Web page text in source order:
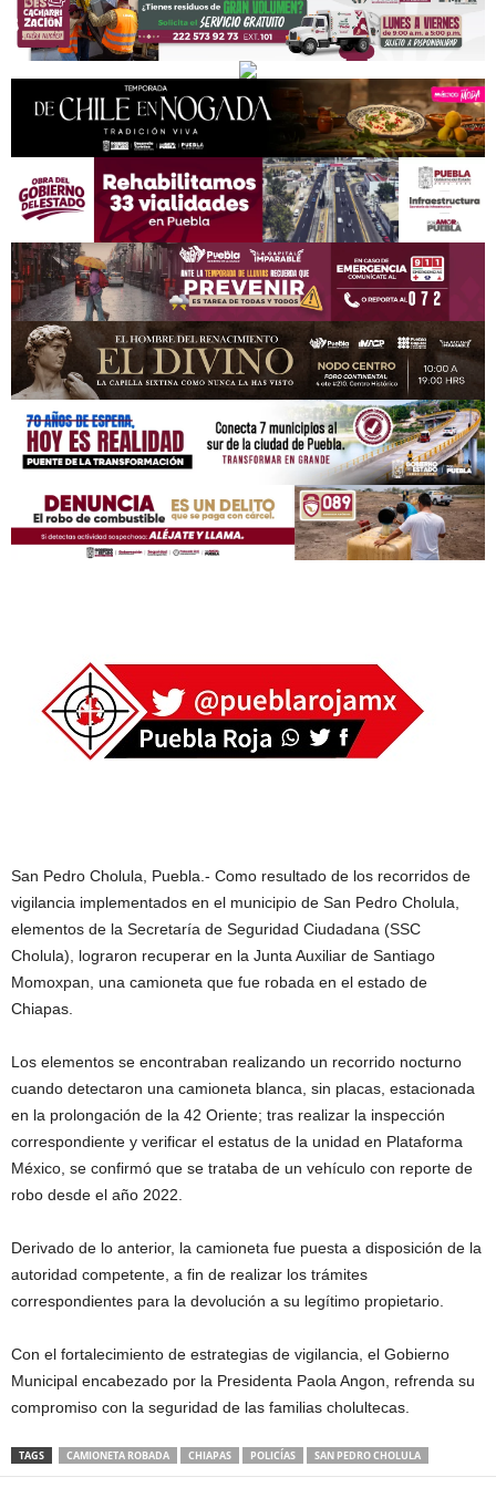
San Pedro Cholula, Puebla.- Como resultado de los recorridos de
vigilancia implementados en el municipio de San Pedro Cholula,
elementos de la Secretaría de Seguridad Ciudadana (SSC
Cholula), lograron recuperar en la Junta Auxiliar de Santiago
Momoxpan, una camioneta que fue robada en el estado de
Chiapas.
Los elementos se encontraban realizando un recorrido nocturno
cuando detectaron una camioneta blanca, sin placas, estacionada
en la prolongación de la 42 Oriente; tras realizar la inspección
correspondiente y verificar el estatus de la unidad en Plataforma
México, se confirmó que se trataba de un vehículo con reporte de
robo desde el año 2022.
Derivado de lo anterior, la camioneta fue puesta a disposición de la
autoridad competente, a fin de realizar los trámites
correspondientes para la devolución a su legítimo propietario.
Con el fortalecimiento de estrategias de vigilancia, el Gobierno
Municipal encabezado por la Presidenta Paola Angon, refrenda su
compromiso con la seguridad de las familias cholultecas.
TAGS CAMIONETA ROBADA CHIAPAS POLICÍAS SAN PEDRO CHOLULA